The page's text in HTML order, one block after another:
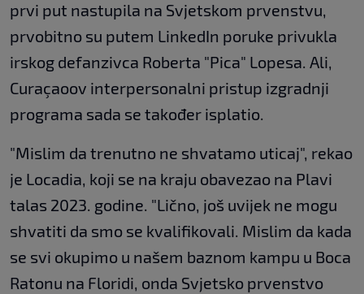
prvi put nastupila na Svjetskom prvenstvu,
prvobitno su putem LinkedIn poruke privukla
irskog defanzivca Roberta "Pica" Lopesa. Ali,
Curaçaoov interpersonalni pristup izgradnji
programa sada se također isplatio.
"Mislim da trenutno ne shvatamo uticaj", rekao
je Locadia, koji se na kraju obavezao na Plavi
talas 2023. godine. "Lično, još uvijek ne mogu
shvatiti da smo se kvalifikovali. Mislim da kada
se svi okupimo u našem baznom kampu u Boca
Ratonu na Floridi, onda Svjetsko prvenstvo